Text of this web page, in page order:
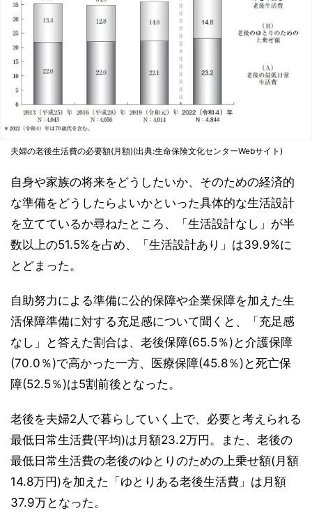
夫婦の老後生活費の必要額(月額)(出典:生命保険文化センターWebサイト)
自身や家族の将来をどうしたいか、そのための経済的
な準備をどうしたらよいかといった具体的な生活設計
を立てているか尋ねたところ、「生活設計なし」が半
数以上の51.5%を占め、「生活設計あり」は39.9%に
とどまった。
自助努力による準備に公的保障や企業保障を加えた生
活保障準備に対する充足感について聞くと、「充足感
なし」と答えた割合は、老後保障(65.5％)と介護保障
(70.0％)で高かった一方、医療保障(45.8％)と死亡保
障(52.5％)は5割前後となった。
老後を夫婦2人で暮らしていく上で、必要と考えられる
最低日常生活費(平均)は月額23.2万円。また、老後の
最低日常生活費の老後のゆとりのための上乗せ額(月額
14.8万円)を加えた「ゆとりある老後生活費」は月額
37.9万となった。